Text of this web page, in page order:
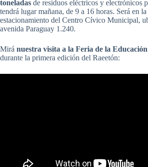
toneladas de residuos eléctricos y electrónicos
tendrá lugar mañana, de 9 a 16 horas. Será en
estacionamiento del Centro Cívico Municipal,
avenida Paraguay 1.240.
Mirá nuestra visita a la Feria de la
durante la primera edición del Raeetón: